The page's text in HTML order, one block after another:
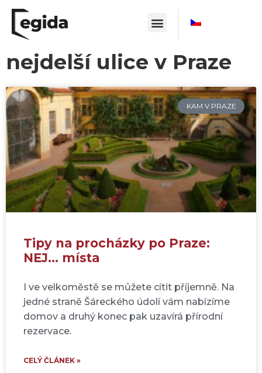
nejdelší ulice v Praze
KAM V PRAZE
Tipy na procházky po Praze:
NEJ… místa
I ve velkoměstě se můžete cítit příjemně. Na
jedné straně Šáreckého údolí vám nabízíme
domov a druhý konec pak uzavírá přírodní
rezervace.
CELÝ ČLÁNEK »